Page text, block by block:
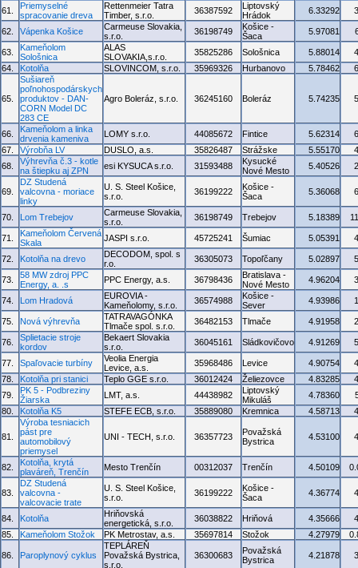
61.
Priemyselné
spracovanie dreva
Rettenmeier Tatra
Timber, s.r.o.
36387592
Liptovský
Hrádok
6.33292
62. Vápenka Košice
Carmeuse Slovakia,
s.r.o.
36198749
Košice -
Šaca
5.97081
63.
Kameňolom
Sološnica
ALAS
SLOVAKIA,s.r.o.
35825286 Sološnica 5.88014
64.
Kotolňa SLOVINCOM, s.r.o. 35969326 Hurbanovo 5.78462
65.
Sušiareň
poľnohospodárskych
produktov - DAN-
CORN Model DC
283 CE
Agro Boleráz, s.r.o. 36245160 Boleráz 5.74235
66.
Kameňolom a linka
drvenia kameniva
LOMY s.r.o. 44085672 Fintice 5.62314
67.
Výrobňa LV DUSLO, a.s. 35826487 Strážske 5.55170
68.
Výhrevňa č.3 - kotle
na štiepku aj ZPN
esi KYSUCA s.r.o. 31593488
Kysucké
Nové Mesto
5.40526
69.
DZ Studená
valcovna - moriace
linky
U. S. Steel Košice,
s.r.o.
36199222
Košice -
Šaca
5.36068
70. Lom Trebejov
Carmeuse Slovakia,
s.r.o.
36198749 Trebejov 5.18389
71.
Kameňolom Červená
Skala
JASPI s.r.o. 45725241 Šumiac 5.05391
72. Kotolňa na drevo
DECODOM, spol. s
r.o.
36305073 Topoľčany 5.02897
73.
58 MW zdroj PPC
Energy, a. .s
PPC Energy, a.s. 36798436
Bratislava -
Nové Mesto
4.96204
74. Lom Hradová
EUROVIA -
Kameňolomy, s.r.o.
36574988
Košice -
Sever
4.93986
75. Nová výhrevňa
TATRAVAGÓNKA
Tlmače spol. s.r.o.
36482153 Tlmače 4.91958
76.
Splietacie stroje
kordov
Bekaert Slovakia
s.r.o.
36045161 Sládkovičovo 4.91269
77. Spaľovacie turbíny
Veolia Energia
Levice, a.s.
35968486 Levice 4.90754
78.
Kotolňa pri stanici Teplo GGE s.r.o. 36012424 Želiezovce 4.83285
79.
PK 5 - Podbreziny
Žiarska
LMT, a.s. 44438982
Liptovský
Mikuláš
4.78360
80.
Kotolňa K5 STEFE ECB, s.r.o. 35889080 Kremnica 4.58713
81.
Výroba tesniacich
pást pre
automobilový
priemysel
UNI - TECH, s.r.o. 36357723
Považská
Bystrica
4.53100
82.
Kotolňa, krytá
plaváreň, Trenčín
Mesto Trenčín 00312037 Trenčín 4.50109
83.
DZ Studená
valcovna -
valcovacie trate
U. S. Steel Košice,
s.r.o.
36199222
Košice -
Šaca
4.36774
84. Kotolňa
Hriňovská
energetická, s.r.o.
36038822 Hriňová 4.35666
85.
Kameňolom Stožok PK Metrostav, a.s. 35697814 Stožok 4.27979
86. Paroplynový cyklus
TEPLÁREŇ
Považská Bystrica,
s.r.o.
36300683
Považská
Bystrica
4.21878